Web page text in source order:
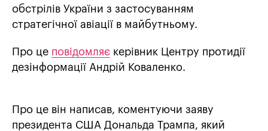
обстрілів України з застосуванням
стратегічної авіації в майбутньому.
Про це повідомляє керівник Центру протидії
дезінформації Андрій Коваленко.
Про це він написав, коментуючи заяву
президента США Дональда Трампа, який